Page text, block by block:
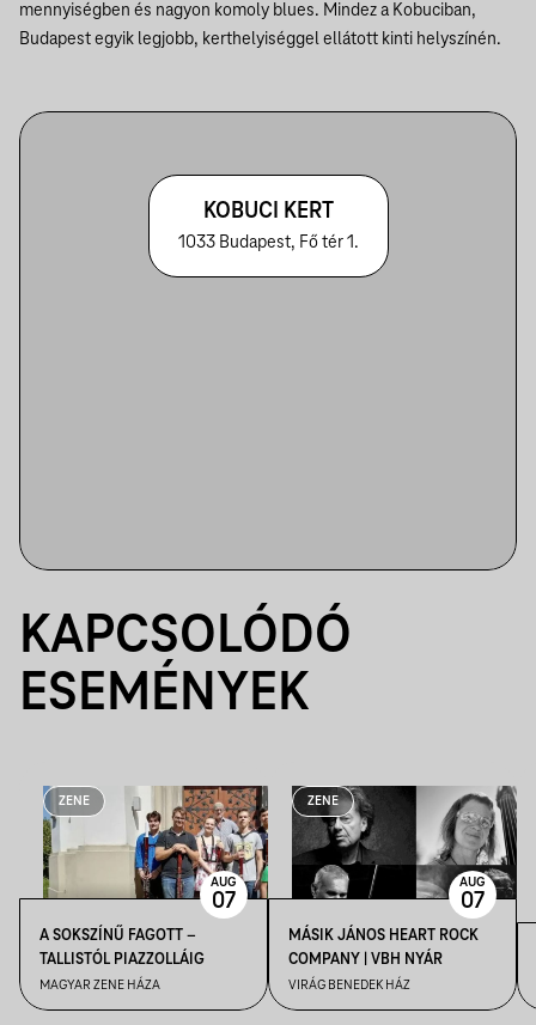
mennyiségben és nagyon komoly blues. Mindez a Kobuciban,
Budapest egyik legjobb, kerthelyiséggel ellátott kinti helyszínén.
KOBUCI KERT
1033 Budapest, Fő tér 1.
KAPCSOLÓDÓ
ESEMÉNYEK
ZENE
A SOKSZÍNŰ FAGOTT –
TALLISTÓL PIAZZOLLÁIG
MAGYAR ZENE HÁZA
AUG
07
ZENE
MÁSIK JÁNOS HEART ROCK
COMPANY | VBH NYÁR
VIRÁG BENEDEK HÁZ
AUG
07